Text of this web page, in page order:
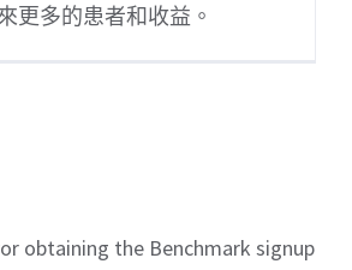
更多的患者和收益。
obtaining the Benchmark signup